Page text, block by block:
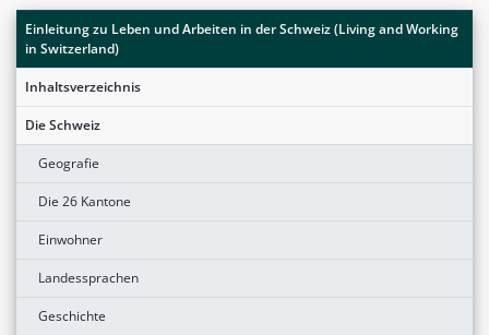
Einleitung zu Leben und Arbeiten in der Schweiz (Living and Working
in Switzerland)
Inhaltsverzeichnis
Die Schweiz
Geografie
Die 26 Kantone
Einwohner
Landessprachen
Geschichte